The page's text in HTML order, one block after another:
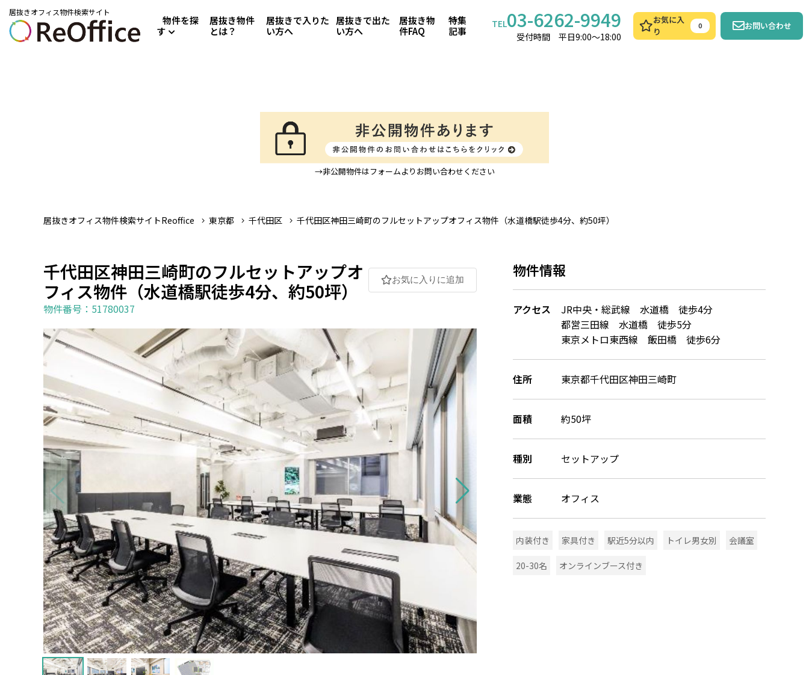
居抜きオフィス物件検索サイト
物件を探
す
居抜き物件
とは？
居抜きで入りた
い方へ
居抜きで出た
い方へ
居抜き物
件FAQ
特集
記事
TEL03-6262-9949
受付時間 平日9:00～18:00
お気に入
り
0 お問い合わせ
→非公開物件はフォームよりお問い合わせください
居抜きオフィス物件検索サイトReoffice 東京都 千代田区 千代田区神田三崎町のフルセットアップオフィス物件（水道橋駅徒歩4分、約50坪）
千代田区神田三崎町のフルセットアップオ
フィス物件（水道橋駅徒歩4分、約50坪）
お気に入りに追加
物件番号：51780037
物件情報
アクセス
JR中央・総武線 水道橋 徒歩4分
都営三田線 水道橋 徒歩5分
東京メトロ東西線 飯田橋 徒歩6分
住所 東京都千代田区神田三崎町
面積 約50坪
種別 セットアップ
業態 オフィス
内装付き 家具付き 駅近5分以内 トイレ男女別 会議室
20-30名 オンラインブース付き